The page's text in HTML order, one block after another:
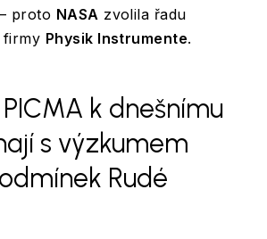
proto NASA zvolila řadu
firmy Physik Instrumente.
k dnešnímu
s výzkumem
Rudé